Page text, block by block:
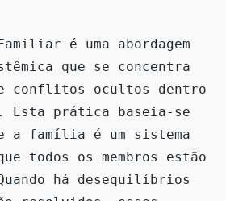
é uma abordagem
que se concentra
conflitos ocultos dentro
Esta prática baseia-se
a família é um sistema
todos os membros estão
há desequilíbrios